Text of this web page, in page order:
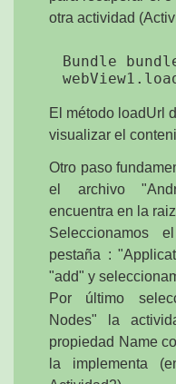
otra actividad
Bundle
El método loadUrl
visualizar el
Otro paso
el archivo
encuentra en la
Seleccionamos
pestaña :
"add" y
Por último
Nodes" la
propiedad Name
la implementa